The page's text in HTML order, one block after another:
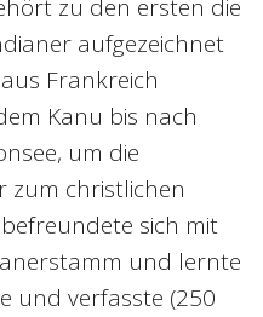
zu den ersten die
aufgezeichnet
Frankreich
Kanu bis nach
um die
zum christlichen
sich mit
und lernte
und verfasste (250